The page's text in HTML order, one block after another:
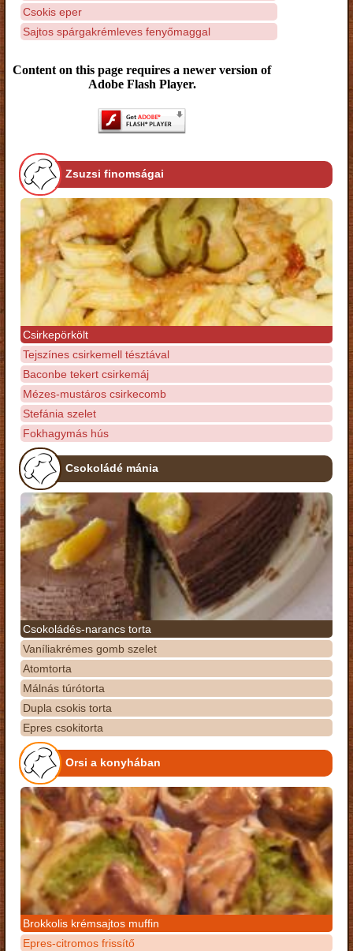
Csokis eper
Sajtos spárgakrémleves fenyőmaggal
Content on this page requires a newer version of
Adobe Flash Player.
Zsuzsi finomságai
Csirkepörkölt
Tejszínes csirkemell tésztával
Baconbe tekert csirkemáj
Mézes-mustáros csirkecomb
Stefánia szelet
Fokhagymás hús
Csokoládé mánia
Csokoládés-narancs torta
Vaníliakrémes gomb szelet
Atomtorta
Málnás túrótorta
Dupla csokis torta
Epres csokitorta
Orsi a konyhában
Brokkolis krémsajtos muffin
Epres-citromos frissítő